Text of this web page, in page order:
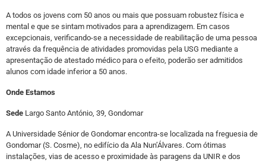
A todos os jovens com 50 anos ou mais que possuam robustez física e
mental e que se sintam motivados para a aprendizagem. Em casos
excepcionais, verificando-se a necessidade de reabilitação de uma pessoa
através da frequência de atividades promovidas pela USG mediante a
apresentação de atestado médico para o efeito, poderão ser admitidos
alunos com idade inferior a 50 anos.
Onde Estamos
Sede Largo Santo António, 39, Gondomar
A Universidade Sénior de Gondomar encontra-se localizada na freguesia de
Gondomar (S. Cosme), no edifício da Ala Nun’Álvares. Com ótimas
instalações, vias de acesso e proximidade às paragens da UNIR e dos